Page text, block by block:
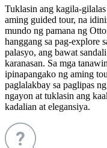
Tuklasin ang kagila-
aming guided tour, na
mundo ng pamana ng
hanggang sa pag-explore
palasyo, ang bawat
karanasan. Sa mga
ipinapangako ng aming
paglalakbay sa paglipas
ngayon at tuklasin ang
kadalian at elegansiya.